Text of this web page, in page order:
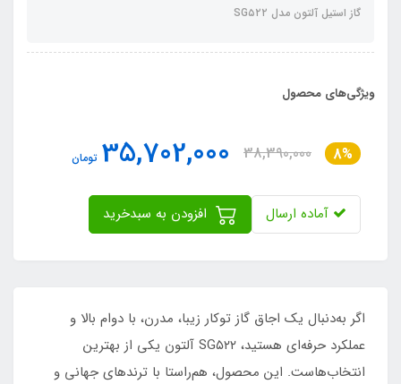
گاز استیل آلتون مدل SG۵۲۲
ویژگی‌های محصول
8%
38,390,000
35,702,000 تومان
آماده ارسال
اگر به‌دنبال یک اجاق گاز توکار زیبا، مدرن، با دوام بالا و
عملکرد حرفه‌ای هستید، SG۵۲۲ آلتون یکی از بهترین
انتخاب‌هاست. این محصول، هم‌راستا با ترندهای جهانی و